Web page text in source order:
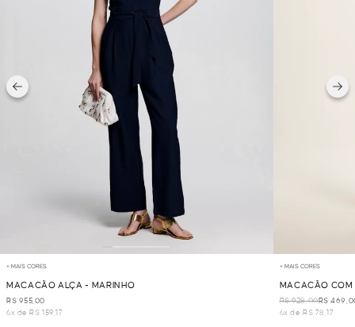
+ MAIS CORES
MACACÃO ALÇA - MARINHO
R$ 955,00
6x de R$ 159,17
+ MAIS CORES
MACACÃO
R$ 928,00R$
6x de R$ 78,17